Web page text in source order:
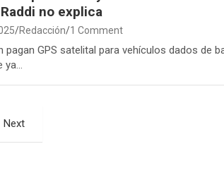
no explica
Redacción 1 Comment
pagan GPS satelital para vehículos dados de
ya…
Next